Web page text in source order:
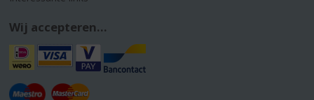
Wij accepteren...